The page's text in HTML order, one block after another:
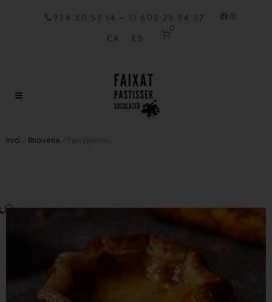
934 30 53 14 –
602 25 94 37
CA
ES
0
Inici Brioixeria